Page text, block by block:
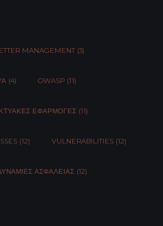
MANAGEMENT (3)
(4) OWASP (11)
ΕΦΑΡΜΟΓΈΣ (11)
(12) VULNERABILITIES (12)
ΑΣΦΆΛΕΙΑΣ (12)